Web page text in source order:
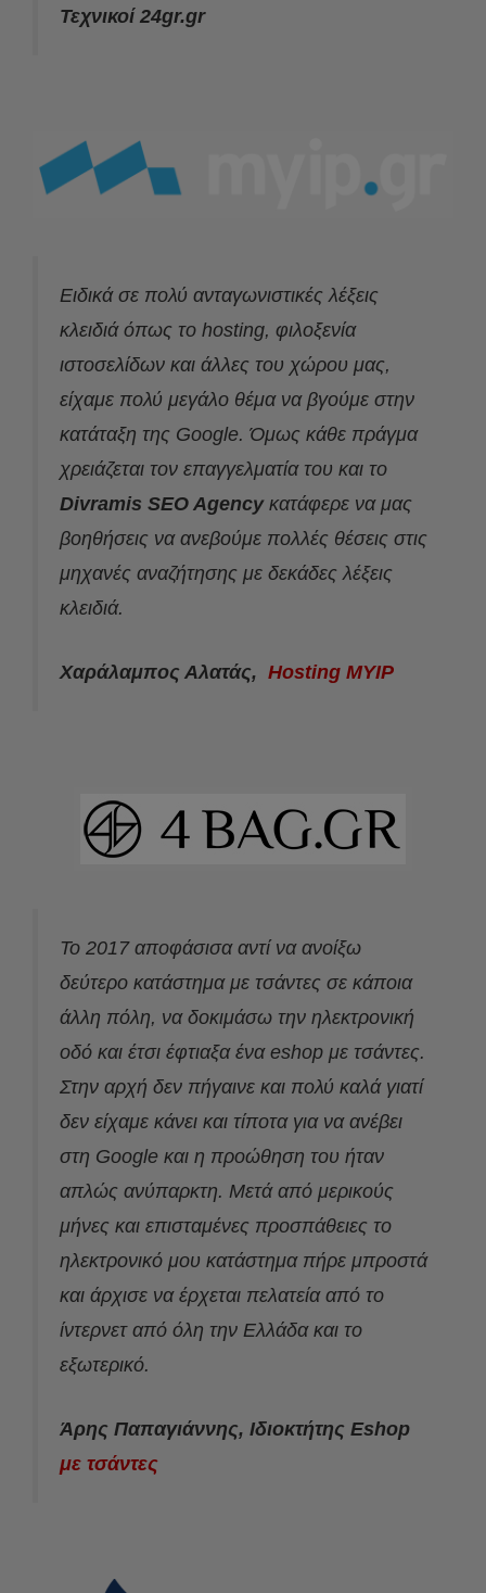
Τεχνικοί 24gr.gr
Ειδικά σε πολύ ανταγωνιστικές λέξεις
κλειδιά όπως το hosting, φιλοξενία
ιστοσελίδων και άλλες του χώρου μας,
είχαμε πολύ μεγάλο θέμα να βγούμε στην
κατάταξη της Google. Όμως κάθε πράγμα
χρειάζεται τον επαγγελματία του και το
Divramis SEO Agencyκατάφερε να μας
βοηθήσεις να ανεβούμε πολλές θέσεις στις
μηχανές αναζήτησης με δεκάδες λέξεις
κλειδιά.
Χαράλαμπος Αλατάς, Hosting MYIP
Το 2017 αποφάσισα αντί να ανοίξω
δεύτερο κατάστημα με τσάντες σε κάποια
άλλη πόλη, να δοκιμάσω την ηλεκτρονική
οδό και έτσι έφτιαξα ένα eshop με τσάντες.
Στην αρχή δεν πήγαινε και πολύ καλά γιατί
δεν είχαμε κάνει και τίποτα για να ανέβει
στη Google και η προώθηση του ήταν
απλώς ανύπαρκτη. Μετά από μερικούς
μήνες και επισταμένες προσπάθειες το
ηλεκτρονικό μου κατάστημα πήρε μπροστά
και άρχισε να έρχεται πελατεία από το
ίντερνετ από όλη την Ελλάδα και το
εξωτερικό.
Άρης Παπαγιάννης, Ιδιοκτήτης Eshop
με τσάντες